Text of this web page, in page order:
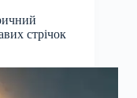
стрічок